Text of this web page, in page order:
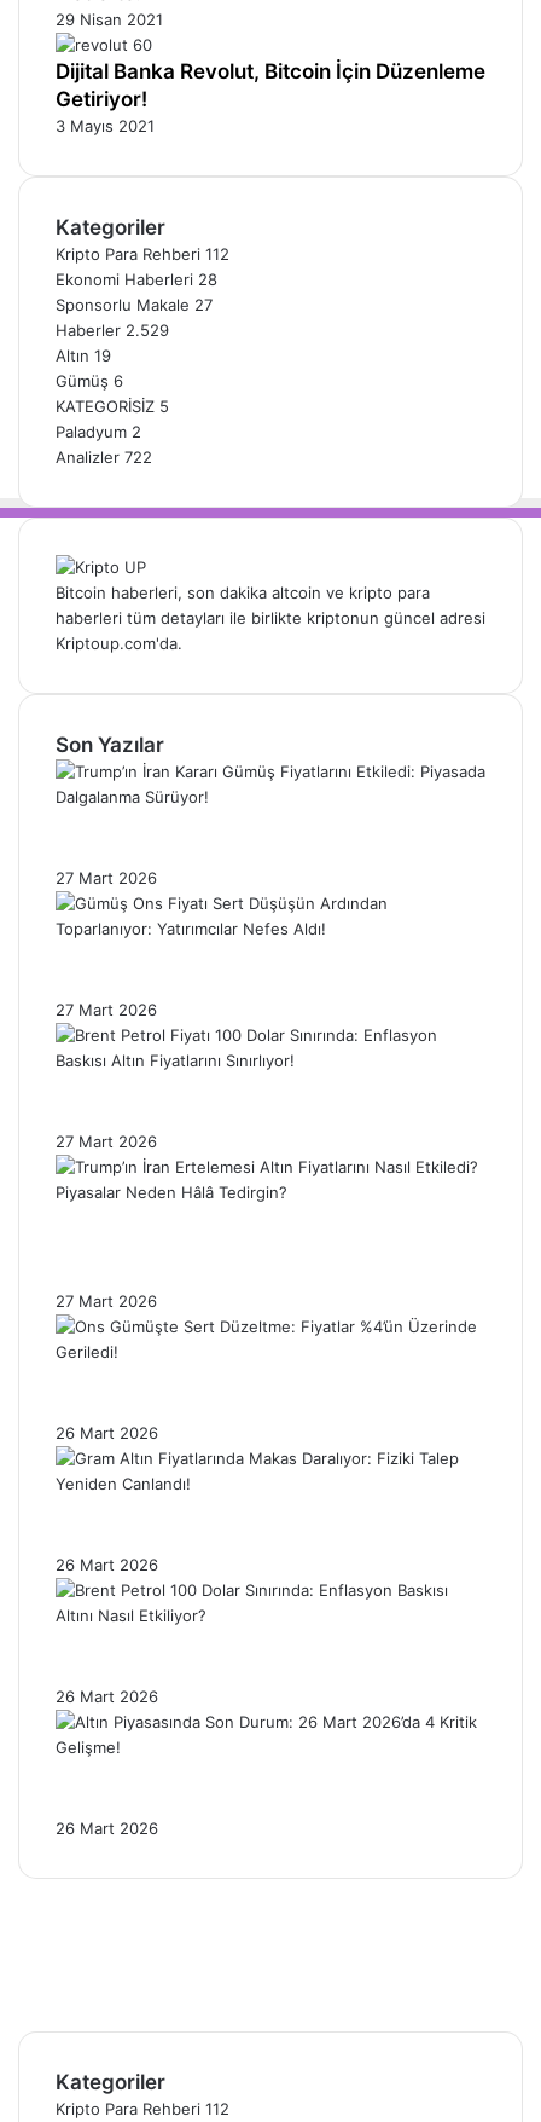
29 Nisan 2021
Dijital Banka Revolut, Bitcoin İçin Düzenleme
Getiriyor!
3 Mayıs 2021
Kategoriler
Kripto Para Rehberi 112
Ekonomi Haberleri 28
Sponsorlu Makale 27
Haberler 2.529
Altın 19
Gümüş 6
KATEGORİSİZ 5
Paladyum 2
Analizler 722
Bitcoin haberleri, son dakika altcoin ve kripto para
haberleri tüm detayları ile birlikte kriptonun güncel adresi
Kriptoup.com'da.
Son Yazılar
27 Mart 2026
27 Mart 2026
27 Mart 2026
27 Mart 2026
26 Mart 2026
26 Mart 2026
26 Mart 2026
26 Mart 2026
Kategoriler
Kripto Para Rehberi 112